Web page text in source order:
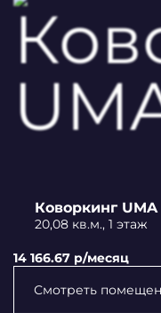
Коворкинг UMA
20,08 кв.м., 1 этаж
Смотреть
14 166.67 p/месяц